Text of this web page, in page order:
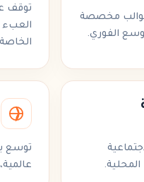
مخصصة
الفوري.
توسع